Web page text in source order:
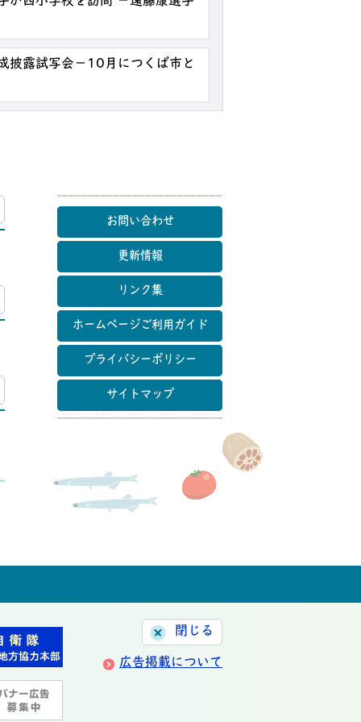
露試写会－10月につくば市と
マップ
お問い合わせ
更新情報
リンク集
ホームページご利用ガイド
プライバシーポリシー
サイトマップ
閉じる
広告掲載について